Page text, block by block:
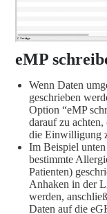
eMP
Wenn Daten
geschrieben
Option “eMP
darauf zu
die Einwilligung
Im Beispiel
bestimmte
Patienten)
Anhaken in der
werden,
Daten auf die